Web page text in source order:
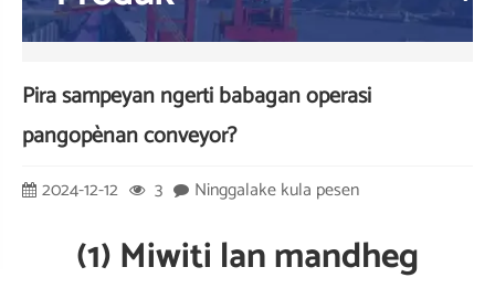
Pira sampeyan ngerti babagan operasi
pangopènan conveyor?
2024-12-12 3 Ninggalake kula pesen
(1) Miwiti lan mandheg